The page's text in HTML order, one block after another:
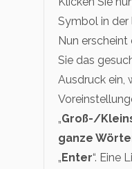
Symbol in der
Nun erscheint
Sie das
Ausdruck ein,
„Groß-/
ganze
„Enter“. Eine